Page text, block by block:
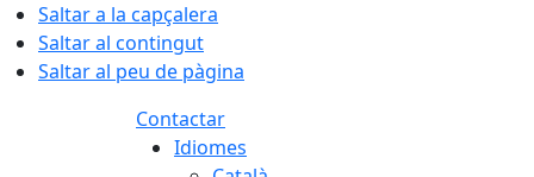
Saltar a la capçalera
Saltar al contingut
Saltar al peu de pàgina
Contactar
Idiomes